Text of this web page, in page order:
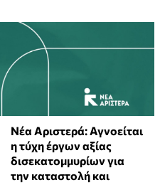
Νέα Αριστερά: Αγνοείται
η τύχη έργων αξίας
δισεκατομμυρίων για
την καταστολή και